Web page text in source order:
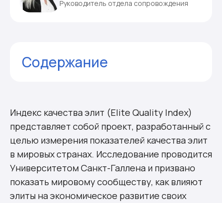
Руководитель отдела сопровождения
Содержание
Индекс качества элит (Elite Quality Index)
представляет собой проект, разработанный с
целью измерения показателей качества элит
в мировых странах. Исследование проводится
Университетом Санкт-Галлена и призвано
показать мировому сообществу, как влияют
элиты на экономическое развитие своих